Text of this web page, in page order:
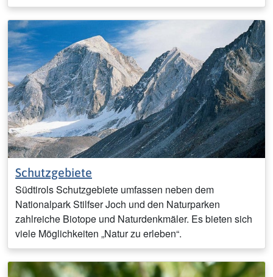
Schutzgebiete
Südtirols Schutzgebiete umfassen neben dem
Nationalpark Stilfser Joch und den Naturparken
zahlreiche Biotope und Naturdenkmäler. Es bieten sich
viele Möglichkeiten „Natur zu erleben“.